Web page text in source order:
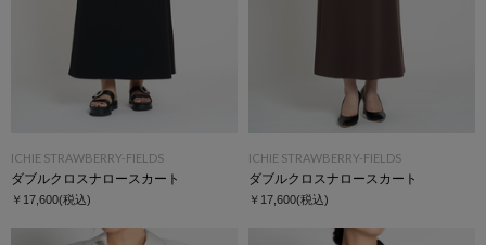
ICHIE STRAWBERRY-FIELDS
ダブルクロスナロースカート
￥17,600(税込)
ICHIE STRAWBERRY-FIELDS
ダブルクロスナロースカート
￥17,600(税込)